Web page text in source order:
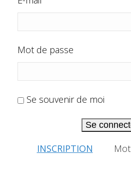
Mot de passe
Se souvenir de moi
Se
INSCRIPTION